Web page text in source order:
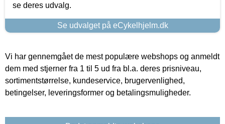
se deres udvalg.
Se udvalget på eCykelhjelm.dk
Vi har gennemgået de mest populære webshops og anmeldt
dem med stjerner fra 1 til 5 ud fra bl.a. deres prisniveau,
sortimentstørrelse, kundeservice, brugervenlighed,
betingelser, leveringsformer og betalingsmuligheder.